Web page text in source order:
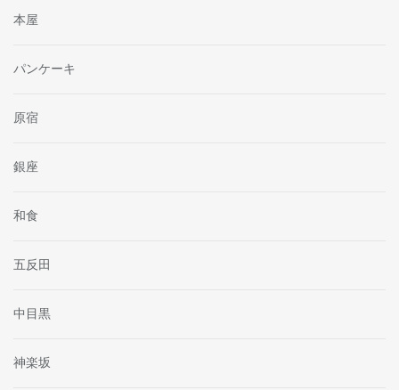
本屋
パンケーキ
原宿
銀座
和食
五反田
中目黒
神楽坂